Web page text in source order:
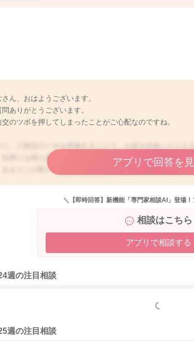
ん、おはようございます。
問ありがとうございます。
交のツボを押してしまったことがご心配なのですね。
効果には個人差がありますし、今お腹の張りが気になった
あまりご心配いらないように思いますよ。今は暑い時期で
アプリで回答を
＼【即時回答】新機能「専門家相談AI」登場
相談はこちら
アプリで相談する
週の注目相談
もっと見る
週の注目相談